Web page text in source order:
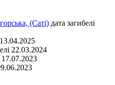
(Саті) дата загибелі
13.04.2025
22.03.2024
17.07.2023